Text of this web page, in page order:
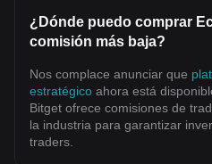
¿Dónde puedo comprar
comisión más baja?
Nos complace anunciar que
estratégico ahora está
Bitget ofrece comisiones de
la industria para garantizar
traders.